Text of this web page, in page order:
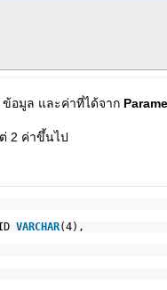
ข้อมูล และค่าที่ได้จาก
2 ค่าขึ้นไป
VARCHAR(4),